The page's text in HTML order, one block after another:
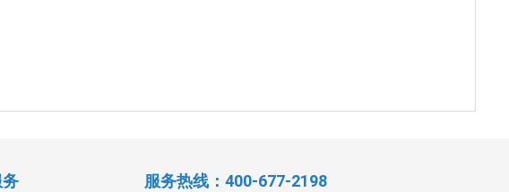
服务热线：400-677-2198